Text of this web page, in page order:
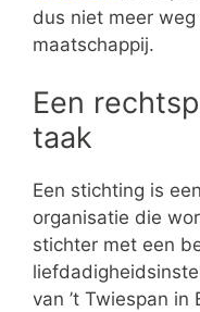
dus niet meer
maatschappij.
Een
taak
Een stichting is
organisatie die
stichter met een
van ’t Twiespan in